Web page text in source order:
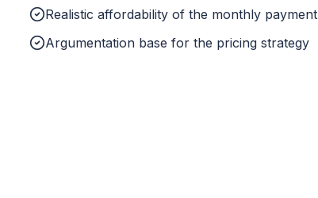
Realistic affordability of the monthly payment
Argumentation base for the pricing strategy